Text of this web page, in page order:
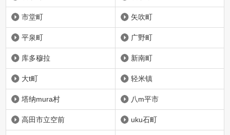
市堂町 矢吹町
平泉町 广野町
库多穆拉 新南町
大t町 轻米镇
塔纳mura村 八m平市
高田市立空前 uku石町